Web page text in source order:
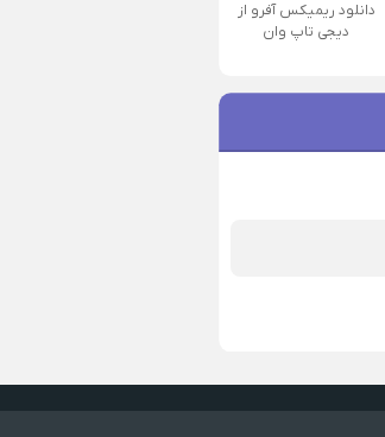
دانلود ریمیکس آفرو از
ديجی تاپ وان